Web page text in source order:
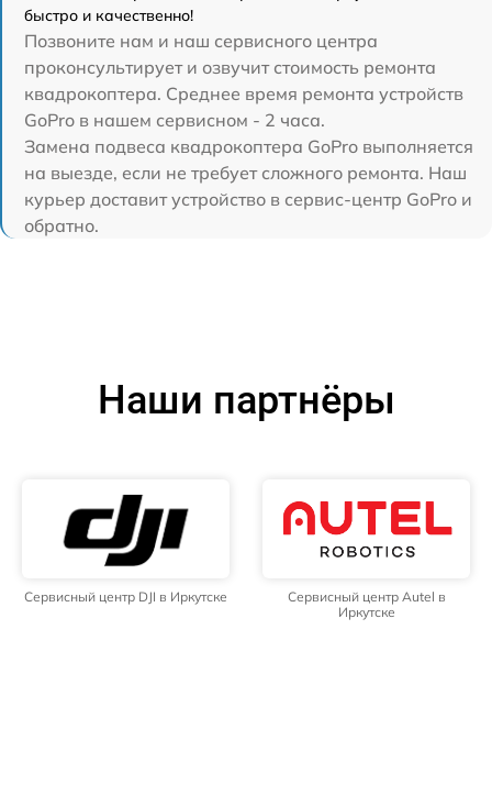
быстро и качественно!
Позвоните нам и наш сервисного центра
проконсультирует и озвучит стоимость ремонта
квадрокоптера. Среднее время ремонта устройств
GoPro в нашем сервисном - 2 часа.
Замена подвеса квадрокоптера GoPro выполняется
на выезде, если не требует сложного ремонта. Наш
курьер доставит устройство в сервис-центр GoPro и
обратно.
Наши партнёры
Сервисный центр DJI в Иркутске
Сервисный центр Autel в
Иркутске